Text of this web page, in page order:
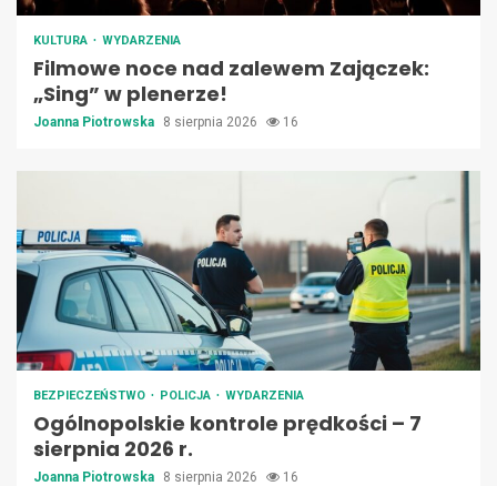
KULTURA WYDARZENIA
Filmowe noce nad zalewem Zajączek:
„Sing” w plenerze!
Joanna Piotrowska 8 sierpnia 2026 16
BEZPIECZEŃSTWO POLICJA WYDARZENIA
Ogólnopolskie kontrole prędkości – 7
sierpnia 2026 r.
Joanna Piotrowska 8 sierpnia 2026 16